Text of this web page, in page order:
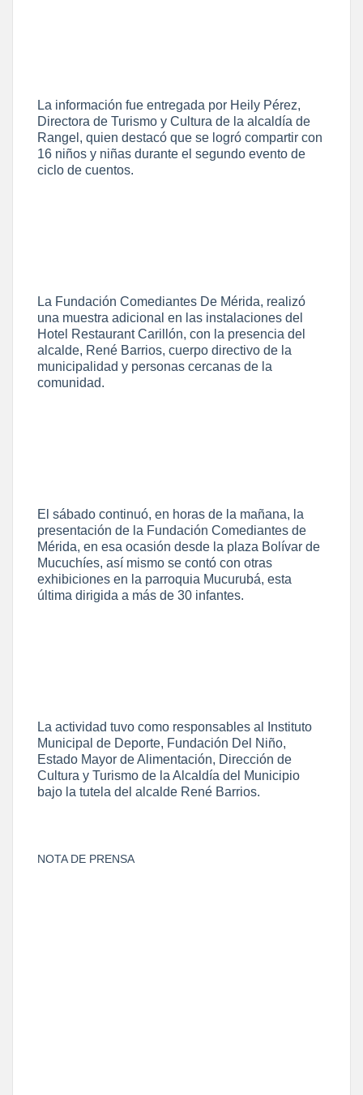
La información fue entregada por Heily Pérez,
Directora de Turismo y Cultura de la alcaldía de
Rangel, quien destacó que se logró compartir con
16 niños y niñas durante el segundo evento de
ciclo de cuentos.
La Fundación Comediantes De Mérida, realizó
una muestra adicional en las instalaciones del
Hotel Restaurant Carillón, con la presencia del
alcalde, René Barrios, cuerpo directivo de la
municipalidad y personas cercanas de la
comunidad.
El sábado continuó, en horas de la mañana, la
presentación de la Fundación Comediantes de
Mérida, en esa ocasión desde la plaza Bolívar de
Mucuchíes, así mismo se contó con otras
exhibiciones en la parroquia Mucurubá, esta
última dirigida a más de 30 infantes.
La actividad tuvo como responsables al Instituto
Municipal de Deporte, Fundación Del Niño,
Estado Mayor de Alimentación, Dirección de
Cultura y Turismo de la Alcaldía del Municipio
bajo la tutela del alcalde René Barrios.
NOTA DE PRENSA